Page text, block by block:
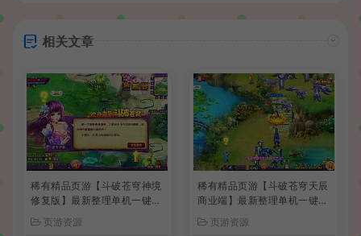
相关文章
稀有精品页游【斗破苍穹神境
修复版】最新整理单机一键即
+管理后台+详细搭建教程
页游资源
稀有精品页游【斗破苍穹天辰
商业端】最新整理单机一键即
+管理后台+详细搭建教程+视
页游资源